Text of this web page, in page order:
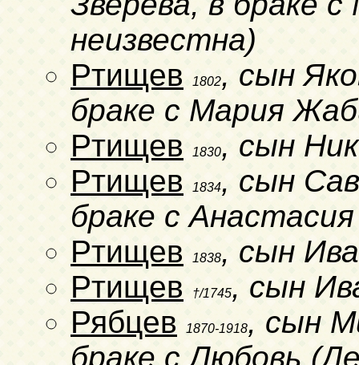
неизвестна)
Ртищев
1802, сын
браке с Мария
Ртищев
1830, сын
Ртищев
1834, сын
браке с
Ртищев
1838, сын
Ртищев
†/1745, сын
Рябцев
1870-1918, сын
браке с Любовь